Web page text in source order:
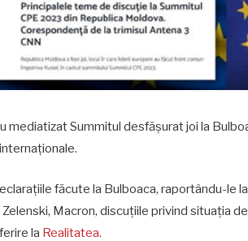
mediatizat Summitul desfășurat joi la
făcute la Bulboaca, raportându-le
Macron, discuțiile privind situația
la Realitatea.